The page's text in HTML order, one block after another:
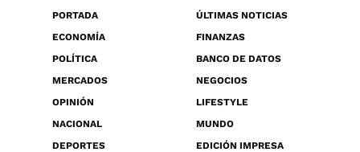
PORTADA
ÚLTIMAS NOTICIAS
ECONOMÍA
FINANZAS
POLÍTICA
BANCO DE DATOS
MERCADOS
NEGOCIOS
OPINIÓN
LIFESTYLE
NACIONAL
MUNDO
DEPORTES
EDICIÓN IMPRESA